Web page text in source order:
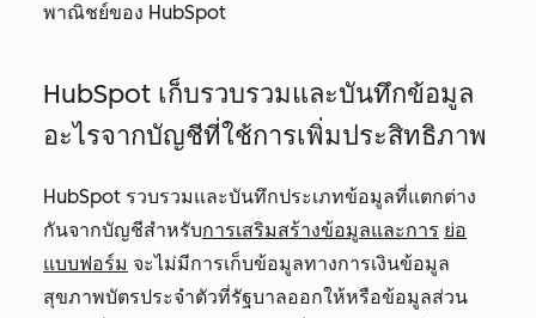
พาณิชย์ของ HubSpot
HubSpot เก็บรวบรวมและบันทึกข้อมูล
อะไรจากบัญชีที่ใช้การเพิ่มประสิทธิภาพ
HubSpot รวบรวมและบันทึกประเภทข้อมูลที่แตกต่าง
กันจากบัญชีสำหรับการเสริมสร้างข้อมูลและการ ย่อ
แบบฟอร์ม จะไม่มีการเก็บข้อมูลทางการเงินข้อมูล
สุขภาพบัตรประจำตัวที่รัฐบาลออกให้หรือข้อมูลส่วน